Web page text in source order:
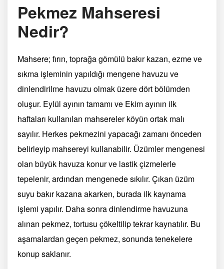
Pekmez Mahseresi
Nedir?
Mahsere; fırın, toprağa gömülü bakır kazan, ezme ve
sıkma işleminin yapıldığı mengene havuzu ve
dinlendirilme havuzu olmak üzere dört bölümden
oluşur. Eylül ayının tamamı ve Ekim ayının ilk
haftaları kullanılan mahsereler köyün ortak malı
sayılır. Herkes pekmezini yapacağı zamanı önceden
belirleyip mahsereyi kullanabilir. Üzümler mengenesi
olan büyük havuza konur ve lastik çizmelerle
tepelenir, ardından mengenede sıkılır. Çıkan üzüm
suyu bakır kazana akarken, burada ilk kaynama
işlemi yapılır. Daha sonra dinlendirme havuzuna
alınan pekmez, tortusu çökeltilip tekrar kaynatılır. Bu
aşamalardan geçen pekmez, sonunda tenekelere
konup saklanır.